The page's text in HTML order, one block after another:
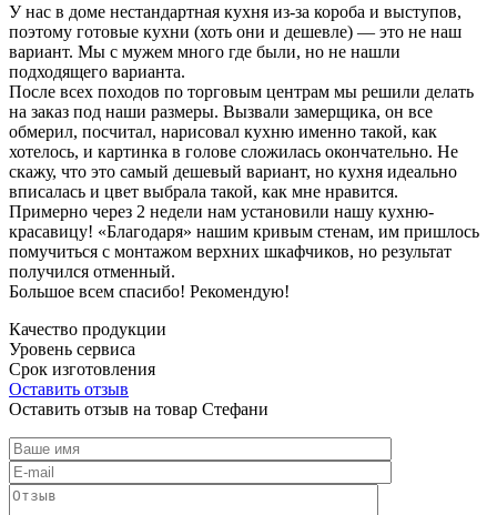
У нас в доме нестандартная кухня из-за короба и выступов,
поэтому готовые кухни (хоть они и дешевле) — это не наш
вариант. Мы с мужем много где были, но не нашли
подходящего варианта.
После всех походов по торговым центрам мы решили делать
на заказ под наши размеры. Вызвали замерщика, он все
обмерил, посчитал, нарисовал кухню именно такой, как
хотелось, и картинка в голове сложилась окончательно. Не
скажу, что это самый дешевый вариант, но кухня идеально
вписалась и цвет выбрала такой, как мне нравится.
Примерно через 2 недели нам установили нашу кухню-
красавицу! «Благодаря» нашим кривым стенам, им пришлось
помучиться с монтажом верхних шкафчиков, но результат
получился отменный.
Большое всем спасибо! Рекомендую!
Качество продукции
Уровень сервиса
Срок изготовления
Оставить отзыв
Оставить отзыв на товар Стефани